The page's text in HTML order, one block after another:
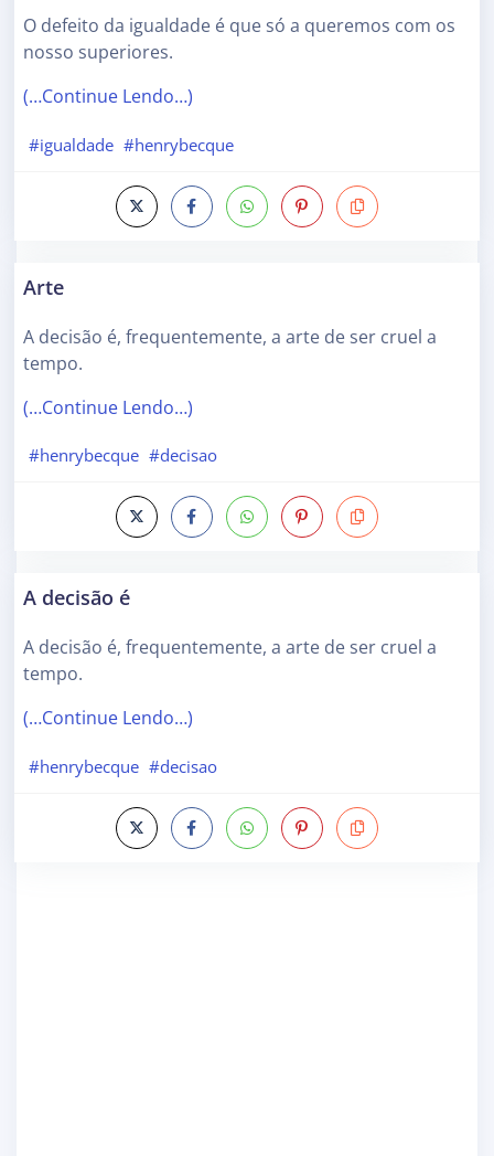
O defeito da igualdade é que só a queremos com os
nosso superiores.
(…Continue Lendo…)
#igualdade #henrybecque
Arte
A decisão é, frequentemente, a arte de ser cruel a
tempo.
(…Continue Lendo…)
#henrybecque #decisao
A decisão é
A decisão é, frequentemente, a arte de ser cruel a
tempo.
(…Continue Lendo…)
#henrybecque #decisao